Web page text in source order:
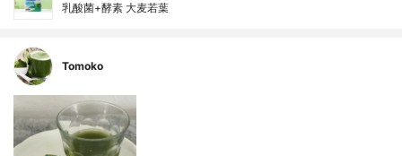
乳酸菌+酵素 大麦若葉
Tomoko